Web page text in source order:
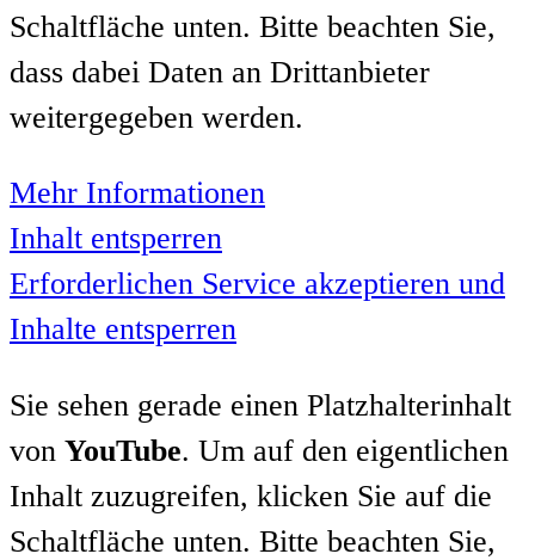
Schaltfläche unten. Bitte beachten Sie,
dass dabei Daten an Drittanbieter
weitergegeben werden.
Mehr Informationen
Inhalt entsperren
Erforderlichen Service akzeptieren und
Inhalte entsperren
Sie sehen gerade einen Platzhalterinhalt
von YouTube. Um auf den eigentlichen
Inhalt zuzugreifen, klicken Sie auf die
Schaltfläche unten. Bitte beachten Sie,